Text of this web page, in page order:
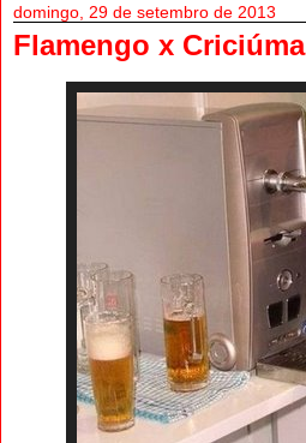
domingo, 29 de setembro de 2013
Flamengo x Criciúma